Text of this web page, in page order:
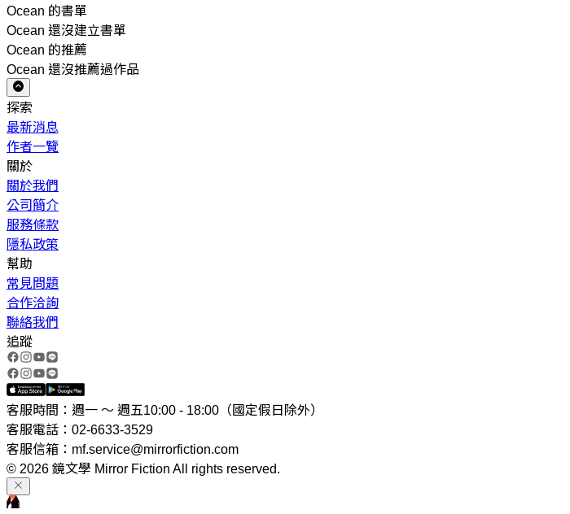
Ocean 的書單
Ocean 還沒建立書單
Ocean 的推薦
Ocean 還沒推薦過作品
探索
最新消息
作者一覽
關於
關於我們
公司簡介
服務條款
隱私政策
幫助
常見問題
合作洽詢
聯絡我們
追蹤
客服時間：週一 ～ 週五10:00 - 18:00（國定假日除外）
客服電話：02-6633-3529
客服信箱：mf.service@mirrorfiction.com
© 2026 鏡文學 Mirror Fiction All rights reserved.